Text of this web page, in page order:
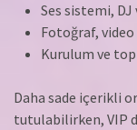
Ses sistemi,
Fotoğraf,
Kurulum ve
Daha sade içerikli
tutulabilirken, VIP